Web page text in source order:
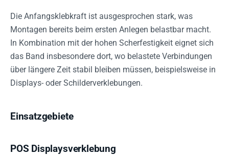
Die Anfangsklebkraft ist ausgesprochen stark, was
Montagen bereits beim ersten Anlegen belastbar macht.
In Kombination mit der hohen Scherfestigkeit eignet sich
das Band insbesondere dort, wo belastete Verbindungen
über längere Zeit stabil bleiben müssen, beispielsweise in
Displays- oder Schilderverklebungen.
Einsatzgebiete
POS Displaysverklebung